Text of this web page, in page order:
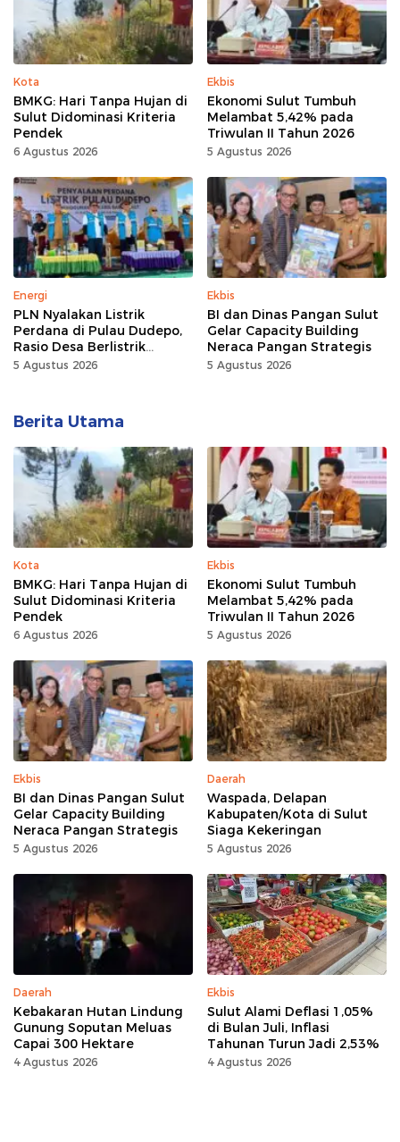
Kota
BMKG: Hari Tanpa Hujan di
Sulut Didominasi Kriteria
Pendek
6 Agustus 2026
Ekbis
Ekonomi Sulut Tumbuh
Melambat 5,42% pada
Triwulan II Tahun 2026
5 Agustus 2026
Energi
PLN Nyalakan Listrik
Perdana di Pulau Dudepo,
Rasio Desa Berlistrik
Provinsi Gorontalo Capai
5 Agustus 2026
Ekbis
BI dan Dinas Pangan Sulut
Gelar Capacity Building
Neraca Pangan Strategis
5 Agustus 2026
Berita Utama
Kota
BMKG: Hari Tanpa Hujan di
Sulut Didominasi Kriteria
Pendek
6 Agustus 2026
Ekbis
Ekonomi Sulut Tumbuh
Melambat 5,42% pada
Triwulan II Tahun 2026
5 Agustus 2026
Ekbis
BI dan Dinas Pangan Sulut
Gelar Capacity Building
Neraca Pangan Strategis
5 Agustus 2026
Daerah
Waspada, Delapan
Kabupaten/Kota di Sulut
Siaga Kekeringan
5 Agustus 2026
Daerah
Kebakaran Hutan Lindung
Gunung Soputan Meluas
Capai 300 Hektare
4 Agustus 2026
Ekbis
Sulut Alami Deflasi 1,05%
di Bulan Juli, Inflasi
Tahunan Turun Jadi 2,53%
4 Agustus 2026